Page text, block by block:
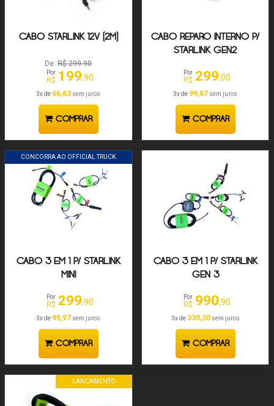
CABO STARLINK 12V (2M)
De:R$ 299.90
Por
R$ 199,90
3x de 66,63 sem juros
COMPRAR
CABO REPARO INTERNO P/
STARLINK GEN2
Por
R$ 299,00
3x de 99,67 sem juros
COMPRAR
CONCORRA AO OFFICIAL TRUCK
CABO 3 EM 1 P/ STARLINK
MINI
Por
R$ 299,90
3x de 99,97 sem juros
COMPRAR
CABO 3 EM 1 P/ STARLINK
GEN 3
Por
R$ 990,90
3x de 330,30sem juros
COMPRAR
LANÇAMENTO